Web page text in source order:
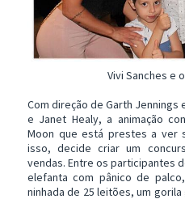
Vivi Sanches e
Com direção de Garth Jennings
e Janet Healy, a animação
Moon que está prestes a
isso, decide criar um
vendas. Entre os participantes
elefanta com pânico de
ninhada de 25 leitões, um